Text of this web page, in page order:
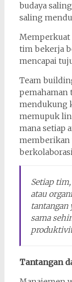
budaya
saling
Memperkuat
tim bekerja
mencapai
Team
pemahaman
mendukung
memupuk
mana setiap
memberikan
Setiap
atau
tantangan
sama
Tantangan